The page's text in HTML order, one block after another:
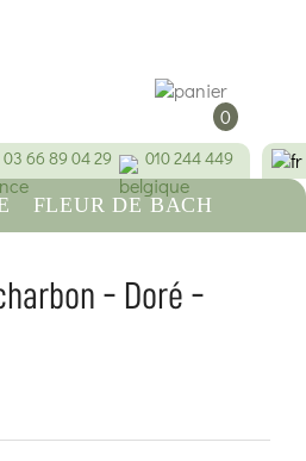
0
03 66 89 04 29 010 244 449
FLEUR DE BACH
- Doré -